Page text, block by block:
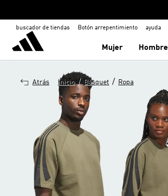
buscador de tiendas Botón arrepentimiento ayuda
Mujer Hombre
Atrás Inicio / Básquet / Ropa